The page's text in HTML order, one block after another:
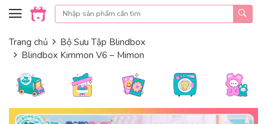
Skip to content
Trang chủ
Bộ Sưu Tập Blindbox
Blindbox Kimmon V6 – Mimon